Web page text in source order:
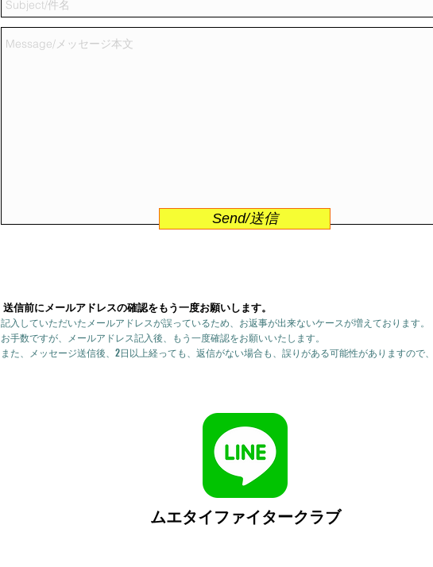
Send/送信
送信前にメールアドレスの確認をもう一度お願いします。
記入していただいたメールアドレスが誤っているため、お返事が出来ないケースが増えております。
お手数ですが、メールアドレス記入後、もう一度確認をお願いいたします。
また、メッセージ送信後、2日以上経っても、返信がない場合も、誤りがある可能性がありますので
ムエタイファイタークラブ